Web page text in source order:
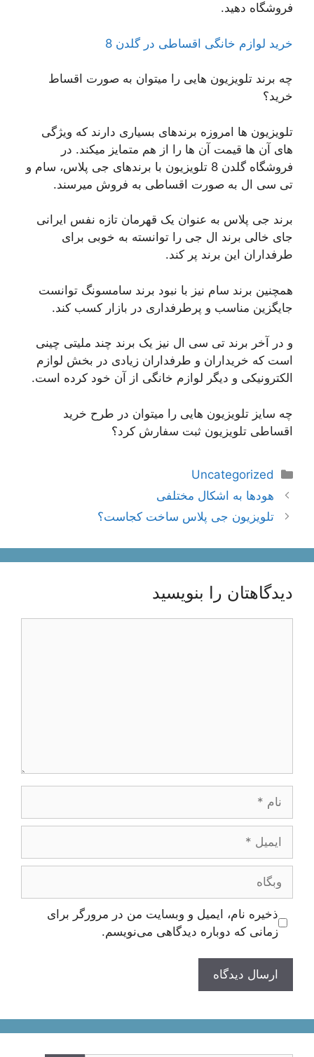
فروشگاه دهید.
خرید لوازم خانگی اقساطی در گلدن 8
چه برند تلویزیون هایی را میتوان به صورت اقساط
خرید؟
تلویزیون ها امروزه برندهای بسیاری دارند که ویژگی
های آن ها قیمت آن ها را از هم متمایز میکند. در
فروشگاه گلدن 8 تلویزیون با برندهای جی پلاس، سام و
تی سی ال به صورت اقساطی به فروش میرسند.
برند جی پلاس به عنوان یک قهرمان تازه نفس ایرانی
جای خالی برند ال جی را توانسته به خوبی برای
طرفداران این برند پر کند.
همچنین برند سام نیز با نبود برند سامسونگ توانست
جایگزین مناسب و پرطرفداری در بازار کسب کند.
و در آخر برند تی سی ال نیز یک برند چند ملیتی چینی
است که خریداران و طرفداران زیادی در بخش لوازم
الکترونیکی و دیگر لوازم خانگی از آن خود کرده است.
چه سایز تلویزیون هایی را میتوان در طرح خرید
اقساطی تلویزیون ثبت سفارش کرد؟
دسته‌ها
Uncategorized
ناوبری
نوشته‌ها
هودها به اشکال مختلفی
تلویزیون جی پلاس ساخت کجاست؟
دیدگاهتان را بنویسید
وبگاه
ذخیره نام، ایمیل و وبسایت من در مرورگر برای
زمانی که دوباره دیدگاهی می‌نویسم.